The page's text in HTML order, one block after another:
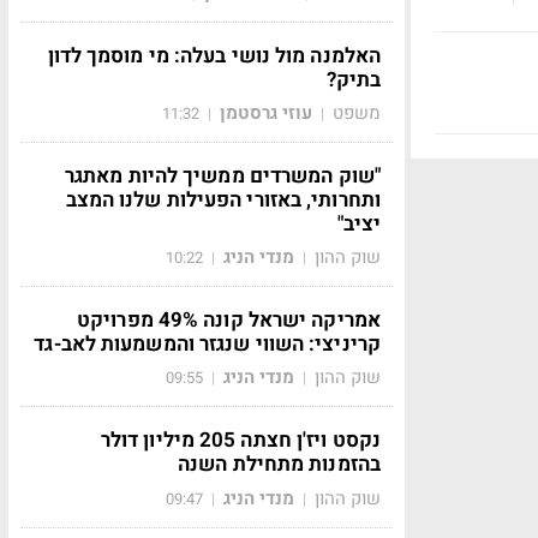
האלמנה מול נושי בעלה: מי מוסמך לדון
בתיק?
משפט | עוזי גרסטמן |
11:32
"שוק המשרדים ממשיך להיות מאתגר
ותחרותי, באזורי הפעילות שלנו המצב
יציב"
שוק ההון | מנדי הניג |
10:22
אמריקה ישראל קונה 49% מפרויקט
קריניצי: השווי שנגזר והמשמעות לאב-גד
שוק ההון | מנדי הניג |
09:55
נקסט ויז'ן חצתה 205 מיליון דולר
בהזמנות מתחילת השנה
שוק ההון | מנדי הניג |
09:47